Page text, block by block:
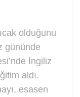
olduğunu
gününde
İngiliz
aldı.
esasen